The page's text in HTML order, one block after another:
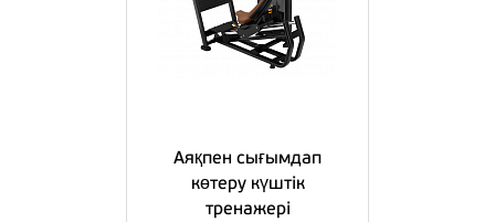
Аяқпен сығымдап
көтеру күштік
тренажері